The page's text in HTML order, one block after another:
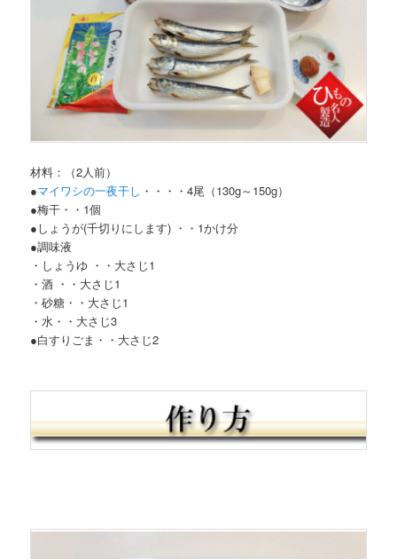
材料：（2人前）
●マイワシの一夜干し ・・・・4尾（130g～150g）
●梅干・・1個
●しょうが(千切りにします) ・・1かけ分
●調味液
・しょうゆ ・・大さじ1
・酒 ・・大さじ1
・砂糖・・大さじ1
・水・・大さじ3
●白すりごま・・大さじ2